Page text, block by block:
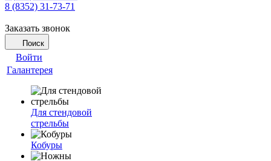
8 (8352) 31-73-71
Заказать звонок
Поиск
Войти
Галантерея
Для стендовой
стрельбы
Кобуры